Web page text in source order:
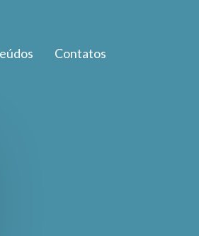
Contatos